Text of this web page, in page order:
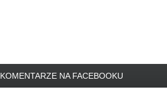
KOMENTARZE NA FACEBOOKU